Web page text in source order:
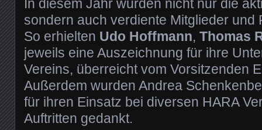
In diesem Jahr wurden nicht nur die
sondern auch verdiente Mitglieder und
So erhielten Udo Hoffmann, Thomas
jeweils eine Auszeichnung für ihre
Vereins, überreicht vom Vorsitzenden
Außerdem wurden Andrea
für ihren Einsatz bei diversen HARA
Auftritten gedankt.